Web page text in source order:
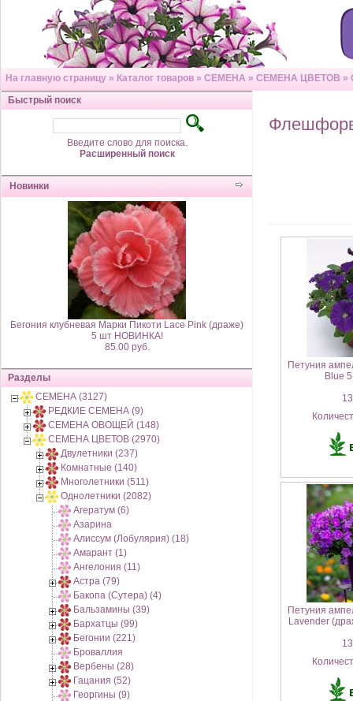
На главную страницу » Каталог товаров » СЕМЕНА » СЕМЕНА ЦВЕТОВ »
Быстрый поиск
Введите слово для поиска.
Расширенный поиск
Новинки
Бегония клубневая Марки Пикоти Lace Pink (драже)
5 шт НОВИНКА!
85.00 руб.
Разделы
СЕМЕНА (3127)
РЕДКИЕ СЕМЕНА (9)
СЕМЕНА ОВОЩЕЙ (148)
СЕМЕНА ЦВЕТОВ (2970)
Двулетники (237)
Комнатные (140)
Многолетники (511)
Однолетники (2082)
Агератум (6)
Азарина
Алиссум (Лобулярия) (18)
Амарант (1)
Ангелония (11)
Астра (79)
Бакопа (Сутера) (4)
Бальзамины (39)
Бархатцы (99)
Бегонии (221)
Броваллия
Вербены (28)
Гацания (52)
Георгины (9)
Петуния
Blue
Петуния
Lavender